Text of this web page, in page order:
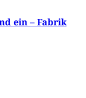
ein – Fabrik